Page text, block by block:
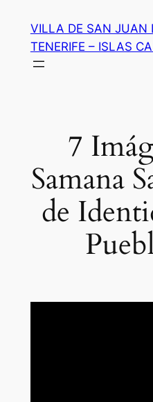
contenido
VILLA DE SAN JUAN
TENERIFE – ISLAS
7
Samana
de